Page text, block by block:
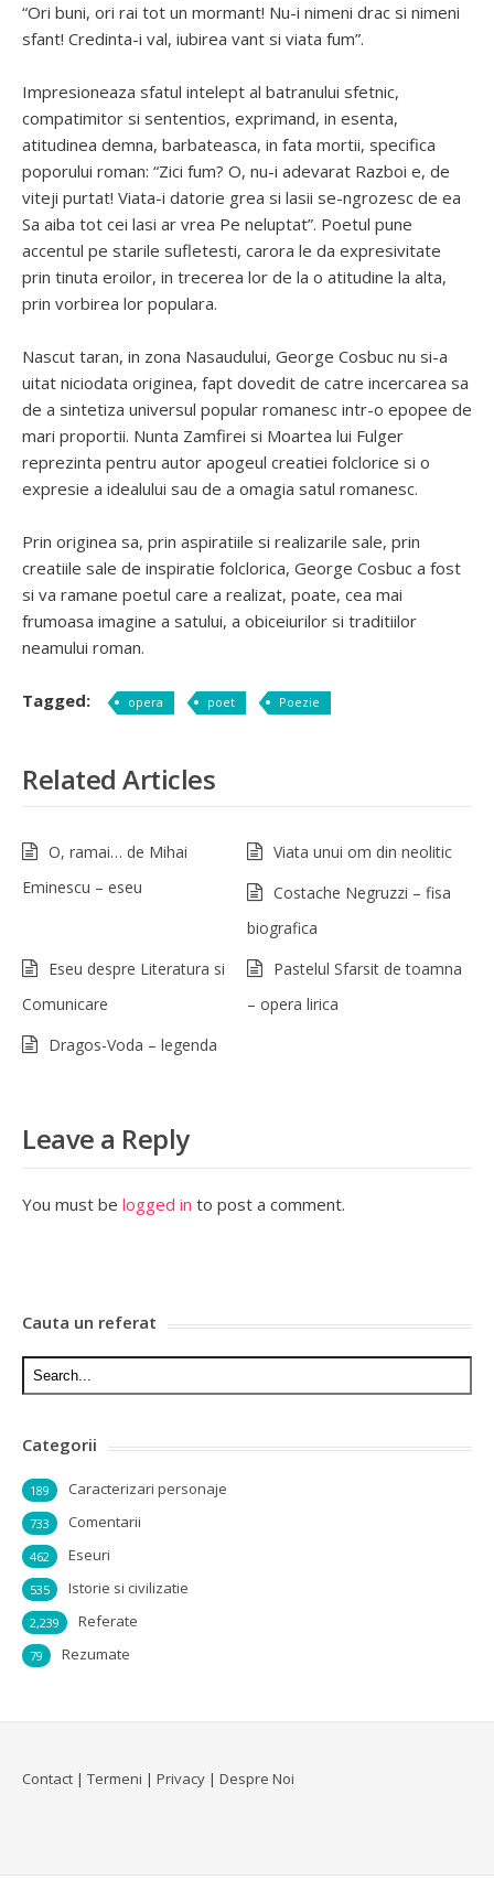
“Ori buni, ori rai tot un mormant! Nu-i nimeni drac si nimeni
sfant! Credinta-i val, iubirea vant si viata fum”.
Impresioneaza sfatul intelept al batranului sfetnic,
compatimitor si sententios, exprimand, in esenta,
atitudinea demna, barbateasca, in fata mortii, specifica
poporului roman: “Zici fum? O, nu-i adevarat Razboi e, de
viteji purtat! Viata-i datorie grea si lasii se-ngrozesc de ea
Sa aiba tot cei lasi ar vrea Pe neluptat”. Poetul pune
accentul pe starile sufletesti, carora le da expresivitate
prin tinuta eroilor, in trecerea lor de la o atitudine la alta,
prin vorbirea lor populara.
Nascut taran, in zona Nasaudului, George Cosbuc nu si-a
uitat niciodata originea, fapt dovedit de catre incercarea sa
de a sintetiza universul popular romanesc intr-o epopee de
mari proportii. Nunta Zamfirei si Moartea lui Fulger
reprezinta pentru autor apogeul creatiei folclorice si o
expresie a idealului sau de a omagia satul romanesc.
Prin originea sa, prin aspiratiile si realizarile sale, prin
creatiile sale de inspiratie folclorica, George Cosbuc a fost
si va ramane poetul care a realizat, poate, cea mai
frumoasa imagine a satului, a obiceiurilor si traditiilor
neamului roman.
Tagged: opera poet Poezie
Related Articles
O, ramai… de Mihai
Eminescu – eseu
Viata unui om din neolitic
Costache Negruzzi – fisa
biografica
Eseu despre Literatura si
Comunicare
Pastelul Sfarsit de toamna
– opera lirica
Dragos-Voda – legenda
Leave a Reply
You must be logged in to post a comment.
Cauta un referat
Categorii
Caracterizari personaje
189
Comentarii
733
Eseuri
462
Istorie si civilizatie
535
Referate
2,239
Rezumate
79
Contact | Termeni | Privacy | Despre Noi